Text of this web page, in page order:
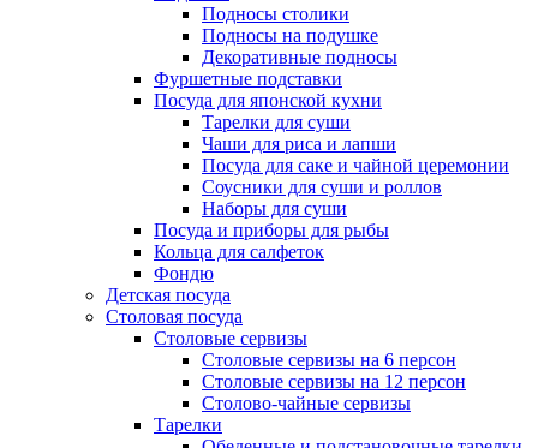
Подносы столики
Подносы на подушке
Декоративные подносы
Фуршетные подставки
Посуда для японской кухни
Тарелки для суши
Чаши для риса и лапши
Посуда для саке и чайной церемонии
Соусники для суши и роллов
Наборы для суши
Посуда и приборы для рыбы
Кольца для салфеток
Фондю
Детская посуда
Столовая посуда
Столовые сервизы
Столовые сервизы на 6 персон
Столовые сервизы на 12 персон
Столово-чайные сервизы
Тарелки